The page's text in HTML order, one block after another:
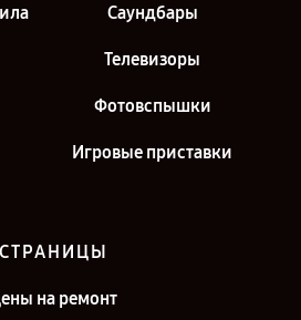
Саундбары
Телевизоры
Фотовспышки
Игровые приставки
СТРАНИЦЫ
на ремонт